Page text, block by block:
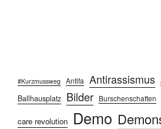
#Kurzmussweg Antifa Antirassismus
Ballhausplatz Bilder Burschenschaften
care revolution Demo